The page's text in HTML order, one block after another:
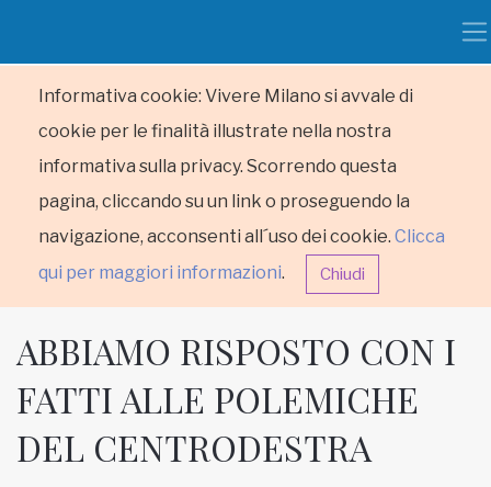
Informativa cookie: Vivere Milano si avvale di
cookie per le finalità illustrate nella nostra
informativa sulla privacy. Scorrendo questa
pagina, cliccando su un link o proseguendo la
navigazione, acconsenti all´uso dei cookie. Clicca
qui per maggiori informazioni. Chiudi
HOME
ABBIAMO RISPOSTO CON I
FATTI ALLE POLEMICHE
DEL CENTRODESTRA